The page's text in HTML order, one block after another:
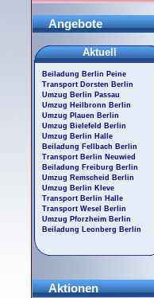
Angebote
Aktuell
Beiladung Berlin Peine
Transport Dorsten Berlin
Umzug Berlin Passau
Umzug Heilbronn Berlin
Umzug Plauen Berlin
Umzug Bielefeld Berlin
Umzug Berlin Halle
Beiladung Fellbach Berlin
Transport Berlin Neuwied
Beiladung Freiburg Berlin
Umzug Remscheid Berlin
Umzug Berlin Kleve
Transport Berlin Halle
Transport Wesel Berlin
Umzug Pforzheim Berlin
Beiladung Leonberg Berlin
Aktionen